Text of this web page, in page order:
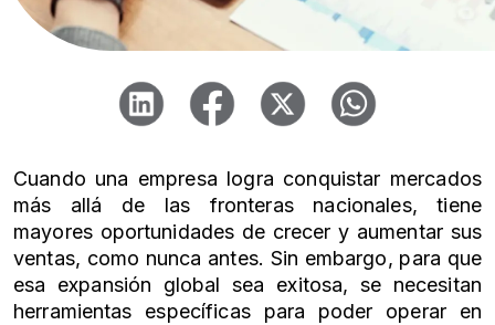
Cuando una empresa logra conquistar mercados
más allá de las fronteras nacionales, tiene
mayores oportunidades de crecer y aumentar sus
ventas, como nunca antes. Sin embargo, para que
esa expansión global sea exitosa, se necesitan
herramientas específicas para poder operar en